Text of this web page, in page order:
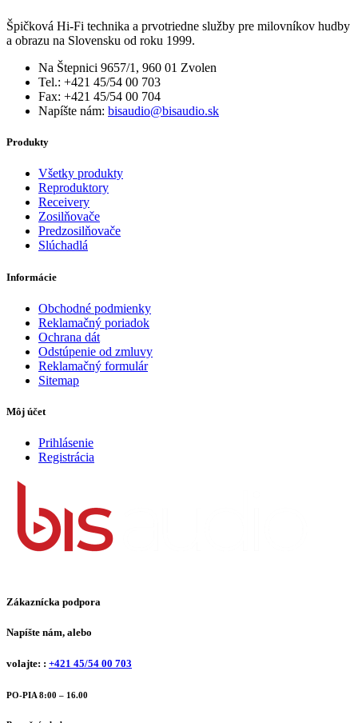
Špičková Hi-Fi technika a prvotriedne služby pre milovníkov hudby
a obrazu na Slovensku od roku 1999.
Na Štepnici 9657/1, 960 01 Zvolen
Tel.: +421 45/54 00 703
Fax: +421 45/54 00 704
Napíšte nám: bisaudio@bisaudio.sk
Produkty
Všetky produkty
Reproduktory
Receivery
Zosilňovače
Predzosilňovače
Slúchadlá
Informácie
Obchodné podmienky
Reklamačný poriadok
Ochrana dát
Odstúpenie od zmluvy
Reklamačný formulár
Sitemap
Môj účet
Prihlásenie
Registrácia
Zákaznícka podpora
Napíšte nám, alebo
volajte: : +421 45/54 00 703
PO-PIA 8:00 – 16.00